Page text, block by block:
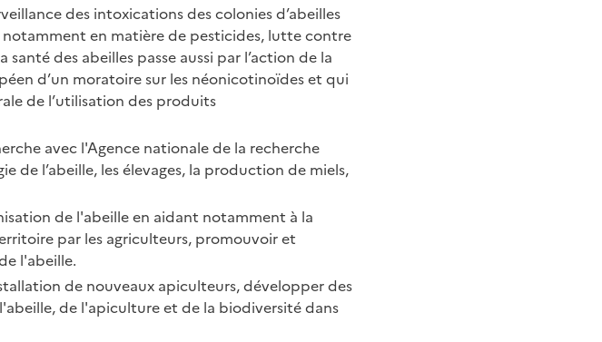
des intoxications des colonies d’abeilles
en matière de pesticides, lutte contre
des abeilles passe aussi par l’action de la
d’un moratoire sur les néonicotinoïdes et qui
de l’utilisation des produits
avec l'Agence nationale de la recherche
de l’abeille, les élevages, la production de miels,
de l'abeille en aidant notamment à la
par les agriculteurs, promouvoir et
l'abeille.
de nouveaux apiculteurs, développer des
de l'apiculture et de la biodiversité dans